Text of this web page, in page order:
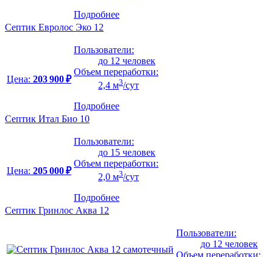
Подробнее
Септик Евролос Эко 12
Цена: 203 900 ₽
Пользователи:
до 12 человек
Объем переработки:
2,4 м3/сут
Подробнее
Септик Итал Био 10
Цена: 205 000 ₽
Пользователи:
до 15 человек
Объем переработки:
2,0 м3/сут
Подробнее
Септик Гринлос Аква 12
Пользователи:
до 12 человек
Объем переработки: